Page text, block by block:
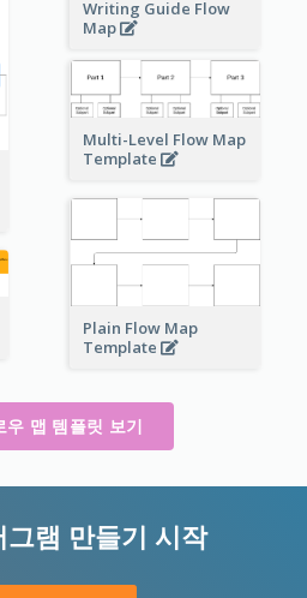
Writing Guide Flow
Map
Multi-Level Flow Map
Template
Plain Flow Map
Template
우 맵 템플릿 보기
그램 만들기 시작